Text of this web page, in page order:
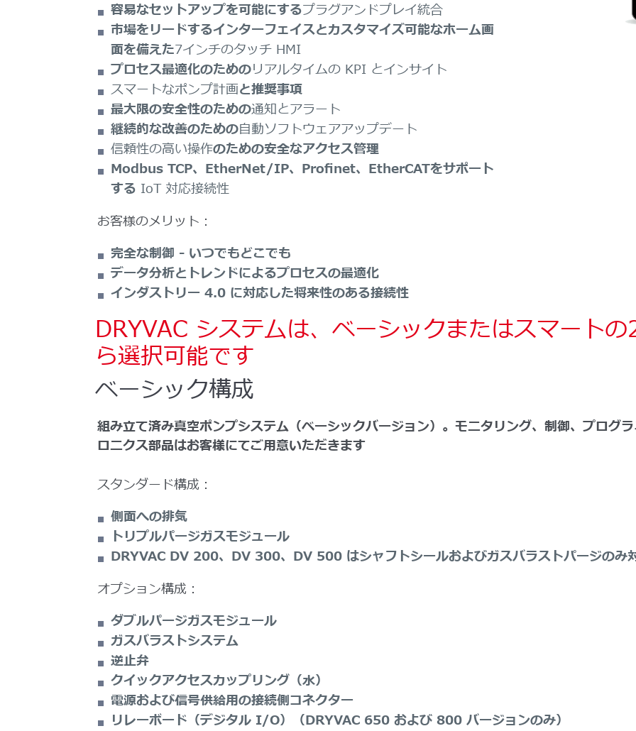
容易なセットアップを可能にするプラグアンドプレイ統合
市場をリードするインターフェイスとカスタマイズ可能なホーム画
面を備えた7インチのタッチ HMI
プロセス最適化のためのリアルタイムの KPI とインサイト
スマートなポンプ計画と推奨事項
最大限の安全性のための通知とアラート
継続的な改善のための自動ソフトウェアアップデート
信頼性の高い操作のための安全なアクセス管理
Modbus TCP、EtherNet/IP、Profinet、EtherCATをサポート
する IoT 対応接続性
お客様のメリット：
完全な制御 - いつでもどこでも
データ分析とトレンドによるプロセスの最適化
インダストリー 4.0 に対応した将来性のある接続性
DRYVAC システムは、ベーシックまたはスマート
ら選択可能です
ベーシック構成
組み立て済み真空ポンプシステム（ベーシックバージョン）。モニタリング、制御、プログ
ロニクス部品はお客様にてご用意いただきます
スタンダード構成：
側面への排気
トリプルパージガスモジュール
DRYVAC DV 200、DV 300、DV 500 はシャフトシールおよびガスバラストパージのみ
オプション構成：
ダブルパージガスモジュール
ガスバラストシステム
逆止弁
クイックアクセスカップリング（水）
電源および信号供給用の接続側コネクター
リレーボード（デジタル I/O）（DRYVAC 650 および 800 バージョンのみ）